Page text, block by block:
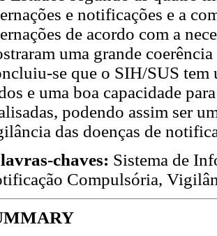
e notificações e a
de acordo com a
uma grande
se que o SIH/SUS tem
e uma boa capacidade
podendo assim ser
das doenças de
chaves: Sistema de
Compulsória,